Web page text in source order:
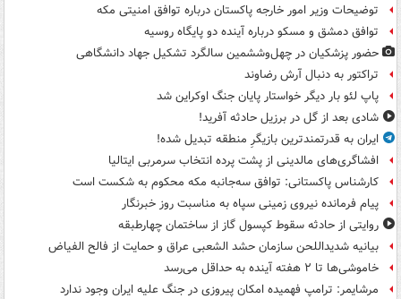
توضیحات وزیر امور خارجه پاکستان درباره توافق امنیتی مکه
توافق دمشق و مسکو درباره آینده دو پایگاه روسیه
حضور پزشکیان در چهل‌وششمین سالگرد تشکیل جهاد دانشگاهی
تراکتور به دنبال آرش رضاوند
پاپ لئو بار دیگر خواستار پایان جنگ اوکراین شد
شادی بعد از گل در برزیل حادثه آفرید!
ایران به قدرتمندترین بازیگرِ منطقه تبدیل شده!
افشاگری‌های مالدینی از پشت پرده انتخاب سرمربی ایتالیا
کارشناس پاکستانی: توافق سه‌جانبه مکه محکوم به شکست است
پیام فرمانده نیروی زمینی سپاه به مناسبت روز خبرنگار
روایتی از حادثه سقوط کپسول گاز از ساختمان چهارطبقه
بیانیه شدیداللحن سازمان حشد الشعبی عراق و حمایت از فالح الفیاض
خاموشی‌ها تا ۲ هفته آینده به حداقل می‌رسد
مرشایمر: ترامپ فهمیده امکان پیروزی در جنگ علیه ایران وجود ندارد